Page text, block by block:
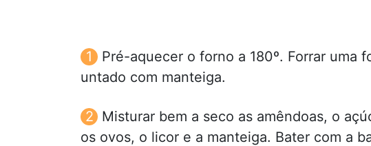
Pré-aquecer o forno a 180º. Forrar uma
untado com manteiga.
Misturar bem a seco as amêndoas, o
os ovos, o licor e a manteiga. Bater com a